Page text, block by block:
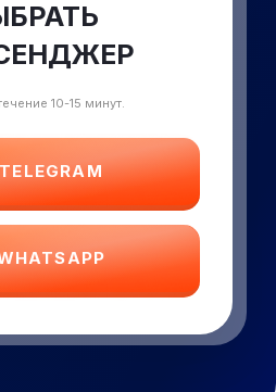
TELEGRAM
10-15 минут.